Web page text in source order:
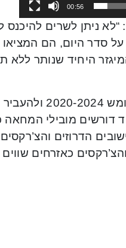
00:56
“לא ניתן לשרים להיכנס
סדר היום, הם המציאו
היחיד שנותר ללא
מטה המאבק תובע מהממשלה לאשר ללא דיחוי תוכנית חומש 2020-2024 ולהעביר
עוד דורשים מובילי
הדרוזים והצ’רקסים
כאזרחים